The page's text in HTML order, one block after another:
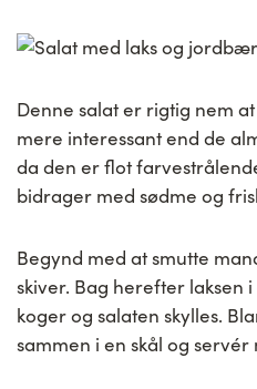
Denne salat er rigtig nem
mere interessant end de
da den er flot
bidrager med sødme og
Begynd med at smutte
skiver. Bag herefter laksen
koger og salaten skylles.
sammen i en skål og